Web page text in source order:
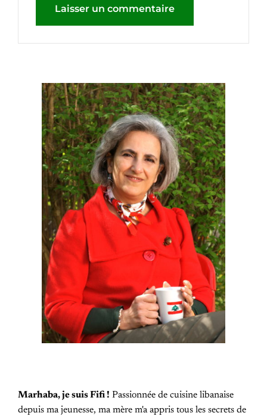
Marhaba, je suis Fifi ! Passionnée de cuisine libanaise
depuis ma jeunesse, ma mère m'a appris tous les secrets de